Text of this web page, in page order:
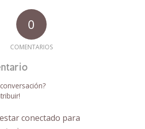
0
COMENTARIOS
conectado para